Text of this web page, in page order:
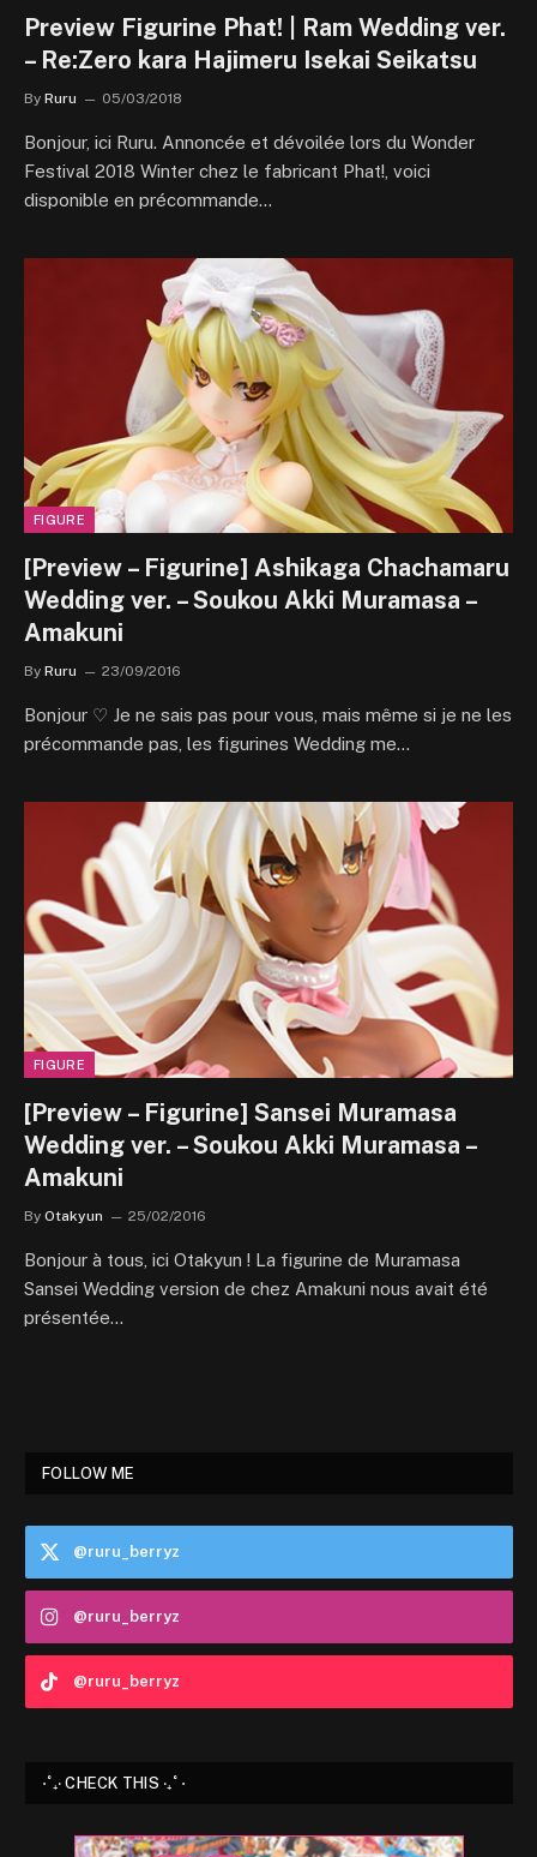
Preview Figurine Phat! | Ram Wedding ver.
– Re:Zero kara Hajimeru Isekai Seikatsu
By Ruru 05/03/2018
Bonjour, ici Ruru. Annoncée et dévoilée lors du Wonder
Festival 2018 Winter chez le fabricant Phat!, voici
disponible en précommande…
FIGURE
[Preview – Figurine] Ashikaga Chachamaru
Wedding ver. – Soukou Akki Muramasa –
Amakuni
By Ruru 23/09/2016
Bonjour ♡ Je ne sais pas pour vous, mais même si je ne les
précommande pas, les figurines Wedding me…
FIGURE
[Preview – Figurine] Sansei Muramasa
Wedding ver. – Soukou Akki Muramasa –
Amakuni
By Otakyun 25/02/2016
Bonjour à tous, ici Otakyun ! La figurine de Muramasa
Sansei Wedding version de chez Amakuni nous avait été
présentée…
FOLLOW ME
@ruru_berryz
@ruru_berryz
@ruru_berryz
⋅˚₊‧ CHECK THIS ‧₊˚ ⋅